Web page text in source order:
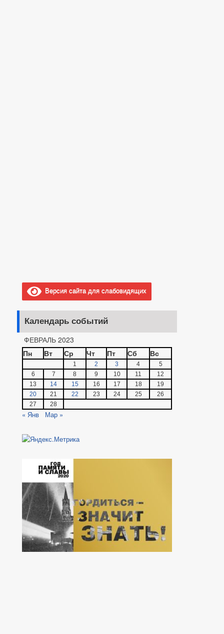
Версия сайта для слабовидящих
Календарь событий
ФЕВРАЛЬ 2023
Пн
Вт Ср Чт Пт Сб Вс
1 2 3 4
5
6
7 8 9 10 11
12
13
14 15 16 17 18
19
20
21 22 23 24 25
26
27
28
« Янв Мар »